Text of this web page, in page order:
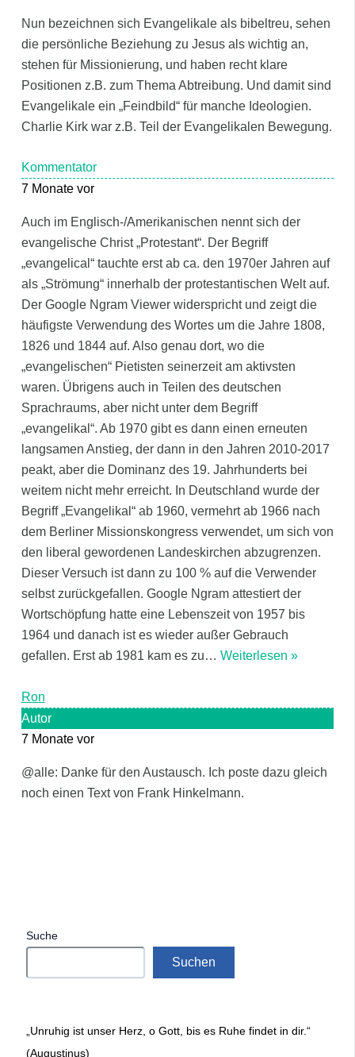
Nun bezeichnen sich Evangelikale als bibeltreu, sehen
die persönliche Beziehung zu Jesus als wichtig an,
stehen für Missionierung, und haben recht klare
Positionen z.B. zum Thema Abtreibung. Und damit sind
Evangelikale ein „Feindbild“ für manche Ideologien.
Charlie Kirk war z.B. Teil der Evangelikalen Bewegung.
Kommentator
7 Monate vor
Auch im Englisch-/Amerikanischen nennt sich der
evangelische Christ „Protestant“. Der Begriff
„evangelical“ tauchte erst ab ca. den 1970er Jahren auf
als „Strömung“ innerhalb der protestantischen Welt auf.
Der Google Ngram Viewer widerspricht und zeigt die
häufigste Verwendung des Wortes um die Jahre 1808,
1826 und 1844 auf. Also genau dort, wo die
„evangelischen“ Pietisten seinerzeit am aktivsten
waren. Übrigens auch in Teilen des deutschen
Sprachraums, aber nicht unter dem Begriff
„evangelikal“. Ab 1970 gibt es dann einen erneuten
langsamen Anstieg, der dann in den Jahren 2010-2017
peakt, aber die Dominanz des 19. Jahrhunderts bei
weitem nicht mehr erreicht. In Deutschland wurde der
Begriff „Evangelikal“ ab 1960, vermehrt ab 1966 nach
dem Berliner Missionskongress verwendet, um sich von
den liberal gewordenen Landeskirchen abzugrenzen.
Dieser Versuch ist dann zu 100 % auf die Verwender
selbst zurückgefallen. Google Ngram attestiert der
Wortschöpfung hatte eine Lebenszeit von 1957 bis
1964 und danach ist es wieder außer Gebrauch
gefallen. Erst ab 1981 kam es zu… Weiterlesen »
Ron
Autor
7 Monate vor
@alle: Danke für den Austausch. Ich poste dazu gleich
noch einen Text von Frank Hinkelmann.
Suche
Suchen
„Unruhig ist unser Herz, o Gott, bis es Ruhe findet in dir.“
(Augustinus)